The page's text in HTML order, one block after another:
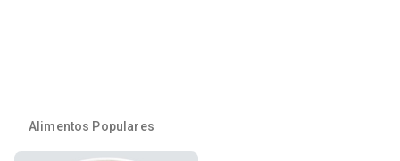
Alimentos Populares